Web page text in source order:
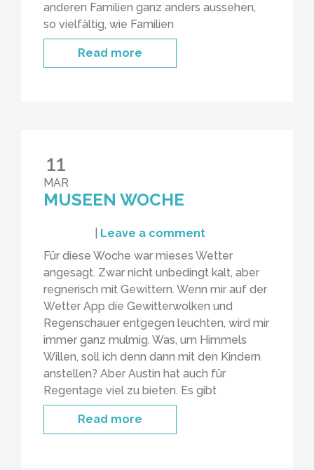
anderen Familien ganz anders aussehen,
so vielfältig, wie Familien
Read more
11
MAR
MUSEEN WOCHE
Leave a comment
Für diese Woche war mieses Wetter
angesagt. Zwar nicht unbedingt kalt, aber
regnerisch mit Gewittern. Wenn mir auf der
Wetter App die Gewitterwolken und
Regenschauer entgegen leuchten, wird mir
immer ganz mulmig. Was, um Himmels
Willen, soll ich denn dann mit den Kindern
anstellen? Aber Austin hat auch für
Regentage viel zu bieten. Es gibt
Read more